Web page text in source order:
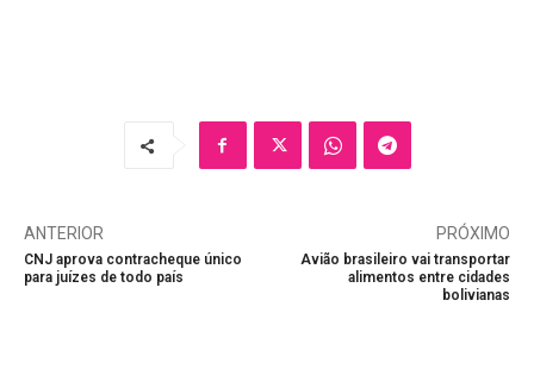
ANTERIOR
CNJ aprova contracheque único
para juízes de todo país
PRÓXIMO
Avião brasileiro vai transportar
alimentos entre cidades
bolivianas